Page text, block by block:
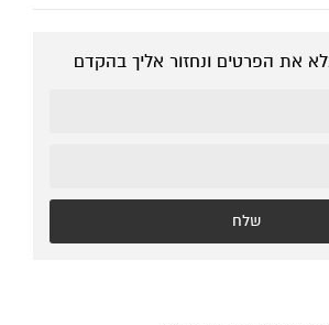
את הפרטים ונחזור אליך בהקדם
שלח